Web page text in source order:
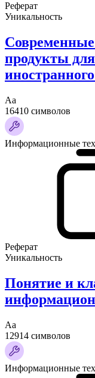
Реферат
Уникальность
продукты
Аа
16410 символов
Информационные
Реферат
Уникальность
Понятие и
Аа
12914 символов
Информационные